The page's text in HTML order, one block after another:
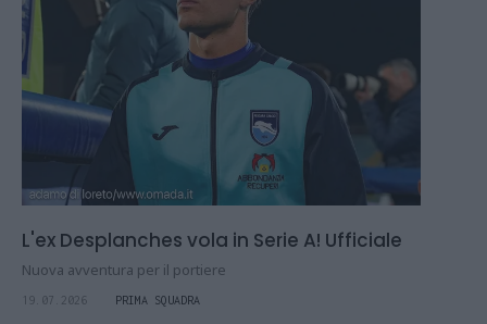
L'ex Desplanches vola in Serie A! Ufficiale
Nuova avventura per il portiere
19.07.2026 PRIMA SQUADRA